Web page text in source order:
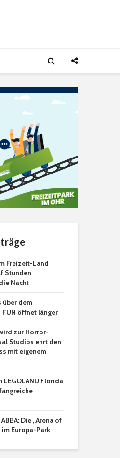
Freizeit-Land
Stunden
Nacht
über dem
FUN öffnet länger
zur Horror-
Studios ehrt den
mit eigenem
LEGOLAND Florida
Die „Arena of
im Europa-Park